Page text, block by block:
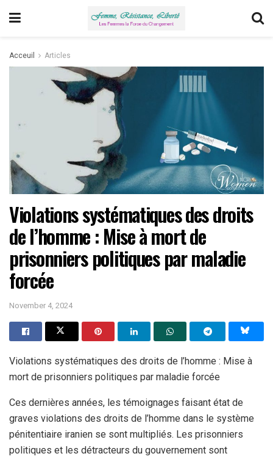
Acceuil Articles
Violations systématiques des droits
de l’homme : Mise à mort de
prisonniers politiques par maladie
forcée
November 4, 2024
Violations systématiques des droits de l’homme : Mise à
mort de prisonniers politiques par maladie forcée
Ces dernières années, les témoignages faisant état de
graves violations des droits de l’homme dans le système
pénitentiaire iranien se sont multipliés. Les prisonniers
politiques et les détracteurs du gouvernement sont